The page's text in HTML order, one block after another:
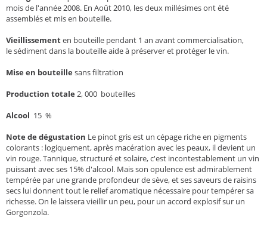
mois de l'année 2008. En Août 2010, les deux millésimes ont été
assemblés et mis en bouteille.
Vieillissementen bouteille pendant 1 an avant commercialisation,
le sédiment dans la bouteille aide à préserver et protéger le vin.
Mise en bouteille sans filtration
Production totale 2, 000 bouteilles
Alcool 15 %
Note de dégustation Le pinot gris est un cépage riche en pigments
colorants : logiquement, après macération avec les peaux, il devient un
vin rouge. Tannique, structuré et solaire, c'est incontestablement un vin
puissant avec ses 15% d'alcool. Mais son opulence est admirablement
tempérée par une grande profondeur de sève, et ses saveurs de raisins
secs lui donnent tout le relief aromatique nécessaire pour tempérer sa
richesse. On le laissera vieillir un peu, pour un accord explosif sur un
Gorgonzola.